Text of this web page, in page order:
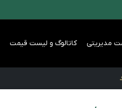
مدیریتی کاتالوگ و لیست قیمت